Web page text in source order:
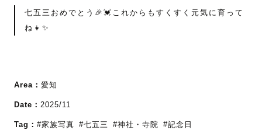
七五三おめでとう🎉💓これからもすくすく元気に育って
ね👧✨
Area： 愛知
Date： 2025/11
Tag： #家族写真 #七五三 #神社・寺院 #記念日